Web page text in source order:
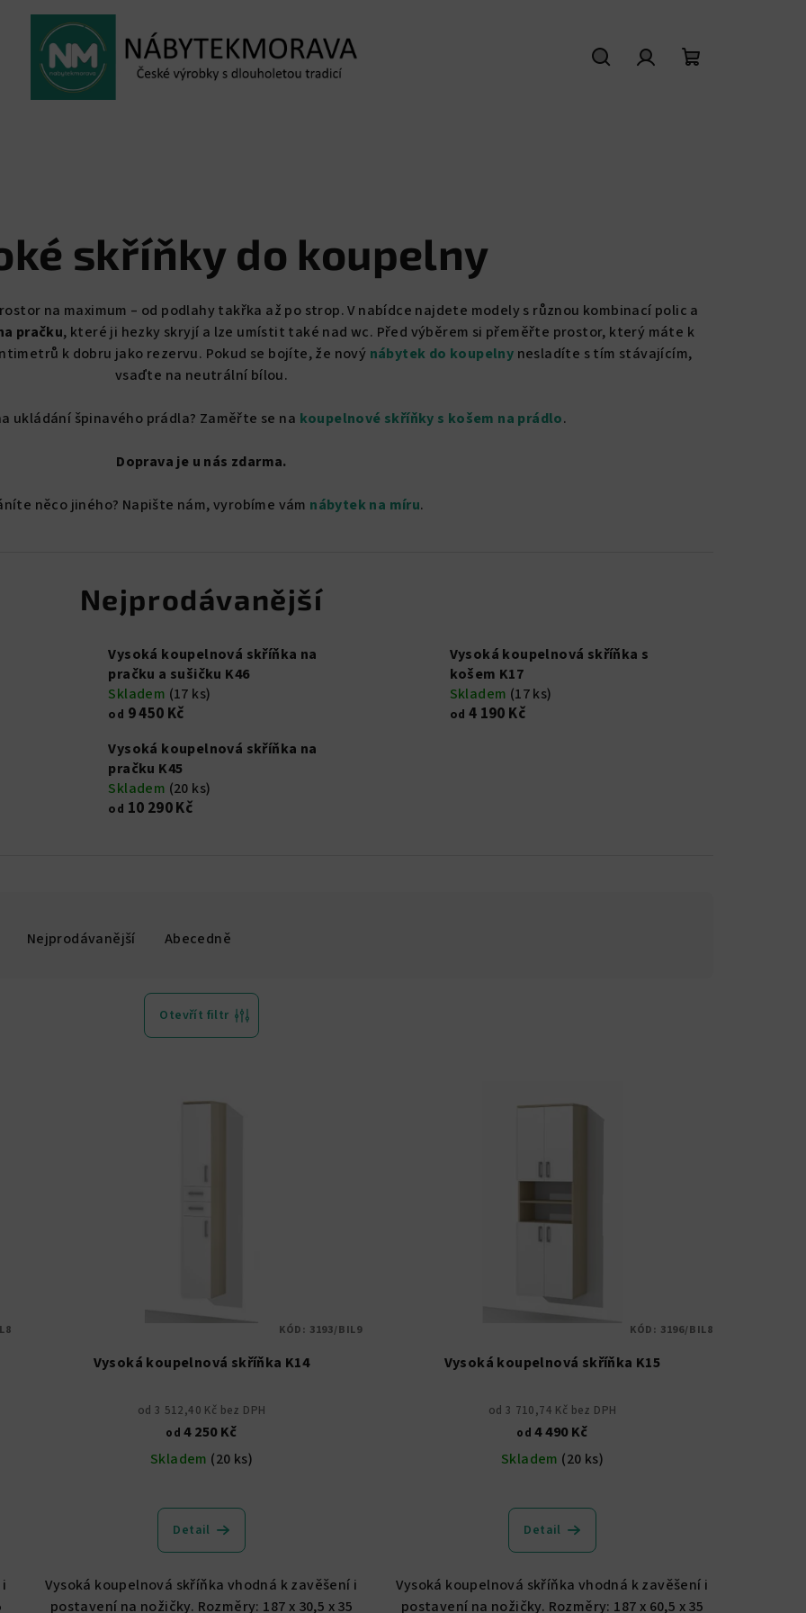
skříňky do koupelny
na maximum – od podlahy takřka až po strop. V nabídce najdete modely s různou kombinací polic a
pračku, které ji hezky skryjí a lze umístit také nad wc. Před výběrem si přeměřte prostor, který máte k
k dobru jako rezervu. Pokud se bojíte, že nový nábytek do koupelny nesladíte s tím stávajícím,
vsaďte na neutrální bílou.
ukládání špinavého prádla? Zaměřte se na koupelnové skříňky s košem na prádlo.
Doprava je u nás zdarma.
něco jiného? Napište nám, vyrobíme vám nábytek na míru.
Nejprodávanější
Vysoká koupelnová skříňka na
pračku a sušičku K46
Skladem (17 ks)
od 9 450 Kč
Vysoká koupelnová skříňka s
košem K17
Skladem (17 ks)
od 4 190 Kč
Vysoká koupelnová skříňka na
pračku K45
Skladem (20 ks)
od 10 290 Kč
Nejprodávanější Abecedně
Otevřít filtr
Vysoká koupelnová skříňka K14
od 3 512,40 Kč bez DPH
od 4 250 Kč
Skladem (20 ks)
hodnocení
produktu
je
5,0
z
Detail
Vysoká koupelnová skříňka vhodná k zavěšení i
postavení na nožičky. Rozměry: 187 x 30,5 x 35
KÓD: 3193/BIL9
Vysoká koupelnová skříňka K15
od 3 710,74 Kč bez DPH
od 4 490 Kč
Skladem (20 ks)
hodnocení
produktu
je
4,9
z
Detail
Vysoká koupelnová skříňka vhodná k zavěšení i
postavení na nožičky. Rozměry: 187 x 60,5 x 35
KÓD: 3196/BIL8